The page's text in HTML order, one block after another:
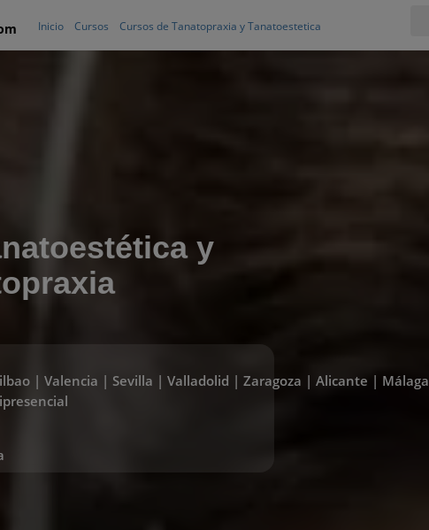
Inicio Cursos Cursos de Tanatopraxia y Tanatoestetica
y
| Valencia | Sevilla | Valladolid | Zaragoza | Alicante | Málaga